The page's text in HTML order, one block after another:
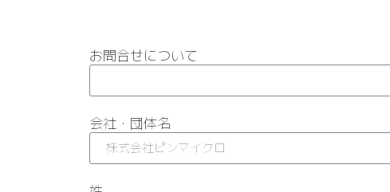
お問合せについて
会社・団体名